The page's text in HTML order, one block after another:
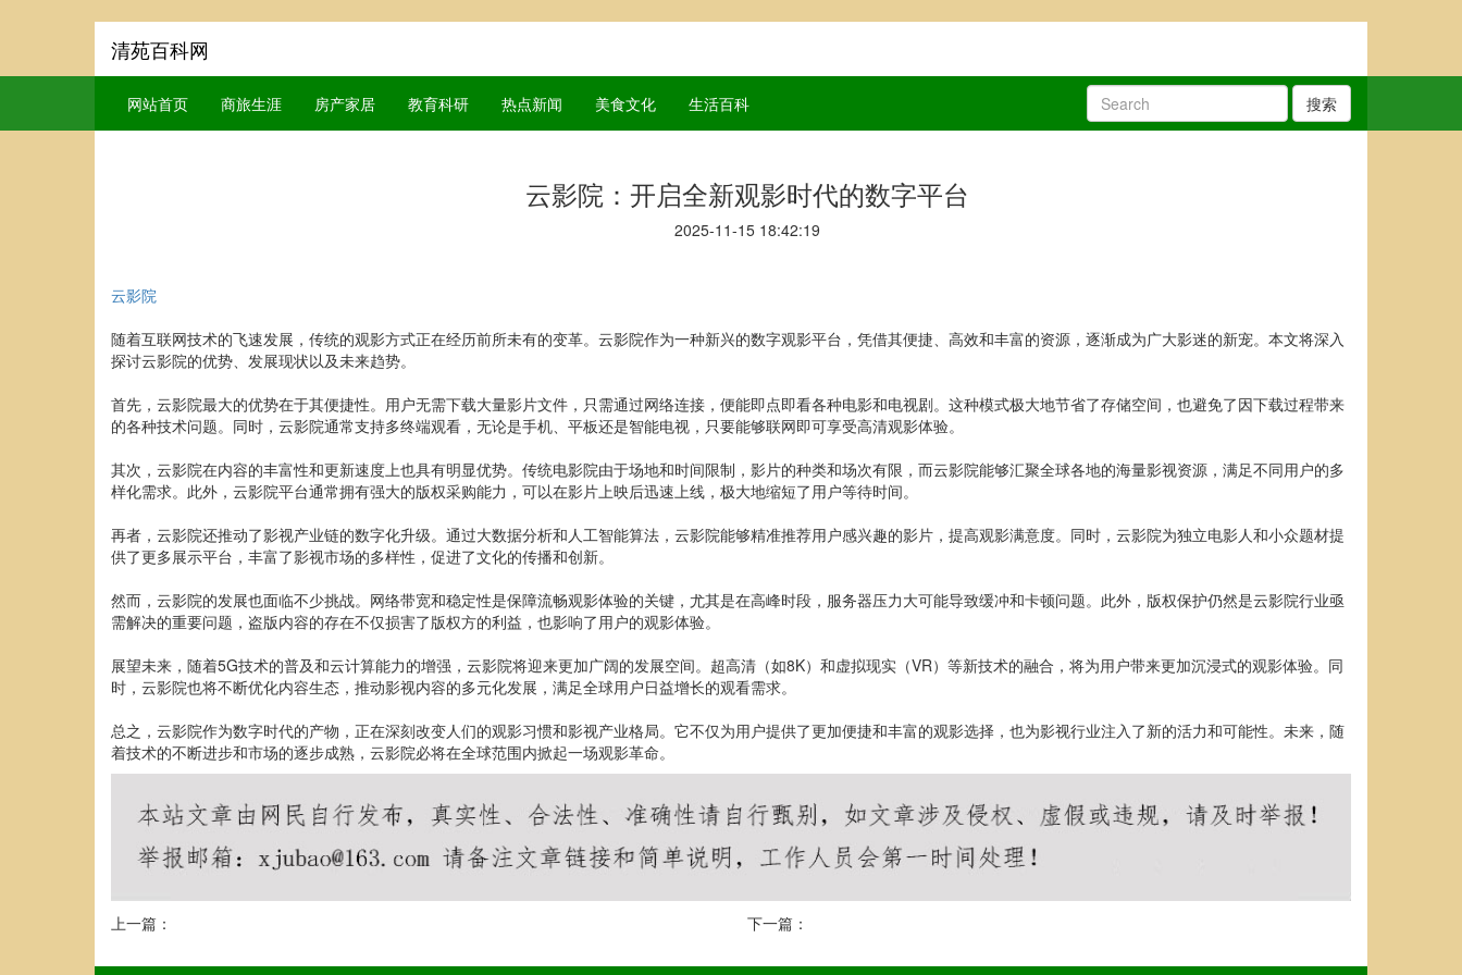
清苑百科网
网站首页 商旅生涯 房产家居 教育科研 热点新闻 美食文化 生活百科 搜索
云影院：开启全新观影时代的数字平台
2025-11-15 18:42:19
云影院
随着互联网技术的飞速发展，传统的观影方式正在经历前所未有的变革。云影院作为一种新兴的数字观影平台，凭借其便捷、高效和丰富的资源，逐渐成为广大影迷的新宠。本文将深入
探讨云影院的优势、发展现状以及未来趋势。
首先，云影院最大的优势在于其便捷性。用户无需下载大量影片文件，只需通过网络连接，便能即点即看各种电影和电视剧。这种模式极大地节省了存储空间，也避免了因下载过程带来
的各种技术问题。同时，云影院通常支持多终端观看，无论是手机、平板还是智能电视，只要能够联网即可享受高清观影体验。
其次，云影院在内容的丰富性和更新速度上也具有明显优势。传统电影院由于场地和时间限制，影片的种类和场次有限，而云影院能够汇聚全球各地的海量影视资源，满足不同用户的多
样化需求。此外，云影院平台通常拥有强大的版权采购能力，可以在影片上映后迅速上线，极大地缩短了用户等待时间。
再者，云影院还推动了影视产业链的数字化升级。通过大数据分析和人工智能算法，云影院能够精准推荐用户感兴趣的影片，提高观影满意度。同时，云影院为独立电影人和小众题材提
供了更多展示平台，丰富了影视市场的多样性，促进了文化的传播和创新。
然而，云影院的发展也面临不少挑战。网络带宽和稳定性是保障流畅观影体验的关键，尤其是在高峰时段，服务器压力大可能导致缓冲和卡顿问题。此外，版权保护仍然是云影院行业亟
需解决的重要问题，盗版内容的存在不仅损害了版权方的利益，也影响了用户的观影体验。
展望未来，随着5G技术的普及和云计算能力的增强，云影院将迎来更加广阔的发展空间。超高清（如8K）和虚拟现实（VR）等新技术的融合，将为用户带来更加沉浸式的观影体验。同
时，云影院也将不断优化内容生态，推动影视内容的多元化发展，满足全球用户日益增长的观看需求。
总之，云影院作为数字时代的产物，正在深刻改变人们的观影习惯和影视产业格局。它不仅为用户提供了更加便捷和丰富的观影选择，也为影视行业注入了新的活力和可能性。未来，随
着技术的不断进步和市场的逐步成熟，云影院必将在全球范围内掀起一场观影革命。
上一篇： 下一篇：